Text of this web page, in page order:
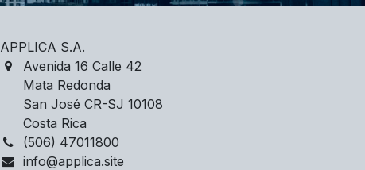
APPLICA S.A.
Avenida 16 Calle 42
Mata Redonda
San José CR-SJ 10108
Costa Rica
(506) 47011800
info@applica.site